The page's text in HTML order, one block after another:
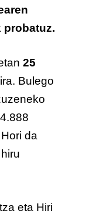
probatuz.
25
Bulego
da
eta Hiri